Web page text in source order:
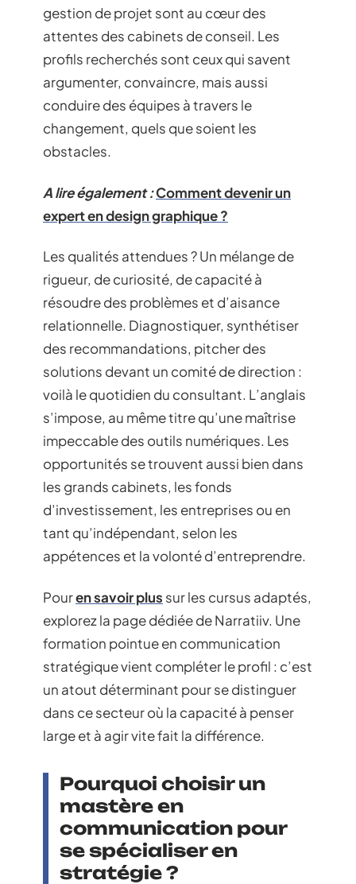
gestion de projet sont au cœur des
attentes des cabinets de conseil. Les
profils recherchés sont ceux qui savent
argumenter, convaincre, mais aussi
conduire des équipes à travers le
changement, quels que soient les
obstacles.
A lire également :Comment devenir un
expert en design graphique ?
Les qualités attendues ? Un mélange de
rigueur, de curiosité, de capacité à
résoudre des problèmes et d’aisance
relationnelle. Diagnostiquer, synthétiser
des recommandations, pitcher des
solutions devant un comité de direction :
voilà le quotidien du consultant. L’anglais
s’impose, au même titre qu’une maîtrise
impeccable des outils numériques. Les
opportunités se trouvent aussi bien dans
les grands cabinets, les fonds
d’investissement, les entreprises ou en
tant qu’indépendant, selon les
appétences et la volonté d’entreprendre.
Pouren savoir plus sur les cursus adaptés,
explorez la page dédiée de Narratiiv. Une
formation pointue en communication
stratégique vient compléter le profil : c’est
un atout déterminant pour se distinguer
dans ce secteur où la capacité à penser
large et à agir vite fait la différence.
Pourquoi choisir un
mastère en
communication pour
se spécialiser en
stratégie ?